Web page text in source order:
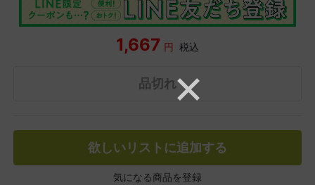
1,667 円 税込
品切れ
欲しいリストに追加する
気になる商品を登録